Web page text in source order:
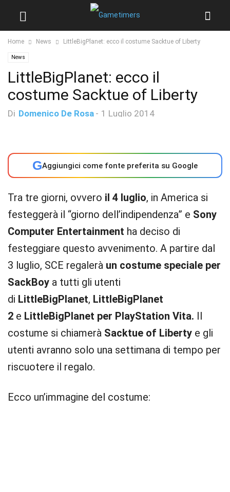
Home News LittleBigPlanet: ecco il costume Sacktue of Liberty
News
LittleBigPlanet: ecco il
costume Sacktue of Liberty
Di Domenico De Rosa - 1 Luglio 2014
GAggiungici come fonte preferita su Google
Tra tre giorni, ovvero il 4 luglio, in America si
festeggerà il “giorno dell’indipendenza” e Sony
Computer Entertainment ha deciso di
festeggiare questo avvenimento. A partire dal
3 luglio, SCE regalerà un costume speciale per
SackBoy a tutti gli utenti
di LittleBigPlanet, LittleBigPlanet
2 e LittleBigPlanet per PlayStation Vita. Il
costume si chiamerà Sacktue of Liberty e gli
utenti avranno solo una settimana di tempo per
riscuotere il regalo.
Ecco un’immagine del costume: